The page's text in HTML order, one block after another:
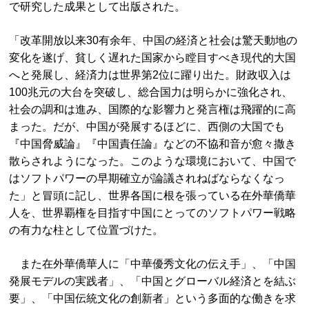
で研究した成果として出版された。
「改革開放以来30有余年、中国の経済と社会は驚天動地の
変化を遂げ、貧しく遅れた国家から瞠目すべき現代的大国
へと発展し、経済力は世界第2位に躍り出た。財政収入は
100兆元の大台を突破し、総合国力は明らかに強化され、
社会の調和は進み、国際的な影響力と発言権は飛躍的に高
まった。だが、中国が発展するほどに、西側の大国でも
『中国脅威論』『中国責任論』などの不協和音が愈々撒き
散らされようになった。このような環境において、中国で
はソフトパワーの早期確立が論議されねばならなくなっ
た」と冒頭に記し、世界各国に根を張っている在外華僑華
人を、世界覇権を目指す中国にとってのソフトパワー戦略
の有力な柱として位置づけた。
また在外華僑華人に「中華優秀文化の伝え手」、「中国
発展モデルの実践者」、「中国とグローバル経済とを結ぶ
要」、「中国伝統文化の創新者」という多面的な働きを求